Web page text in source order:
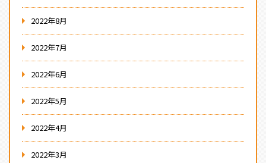
2022年8月
2022年7月
2022年6月
2022年5月
2022年4月
2022年3月